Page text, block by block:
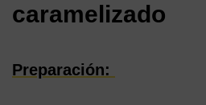
caramelizado
Preparación: